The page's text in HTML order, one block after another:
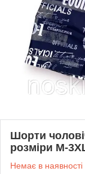
Шорти
розміри M-
Немає в наявності